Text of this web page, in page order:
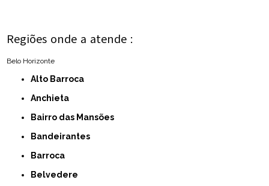
Regiões onde a atende :
Belo Horizonte
Alto Barroca
Anchieta
Bairro das Mansões
Bandeirantes
Barroca
Belvedere